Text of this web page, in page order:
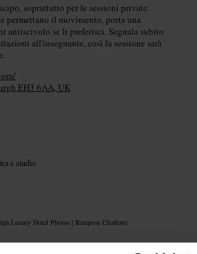
soprattutto per le sessioni private.
permettano il movimento, porta una
antiscivolo se li preferisci. Segnala subito
all'insegnante, così la sessione sarà
EH3 6AA, UK
e studio
Luxury Hotel Photos | Kimpton Charlotte